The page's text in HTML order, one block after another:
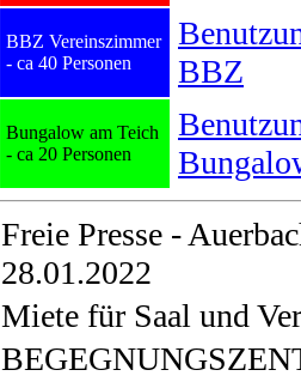
BBZ Vereinszimmer
- ca 40 Personen
BBZ
Bungalow am Teich
- ca 20 Personen
Freie Presse -
28.01.2022
Miete für Saal und